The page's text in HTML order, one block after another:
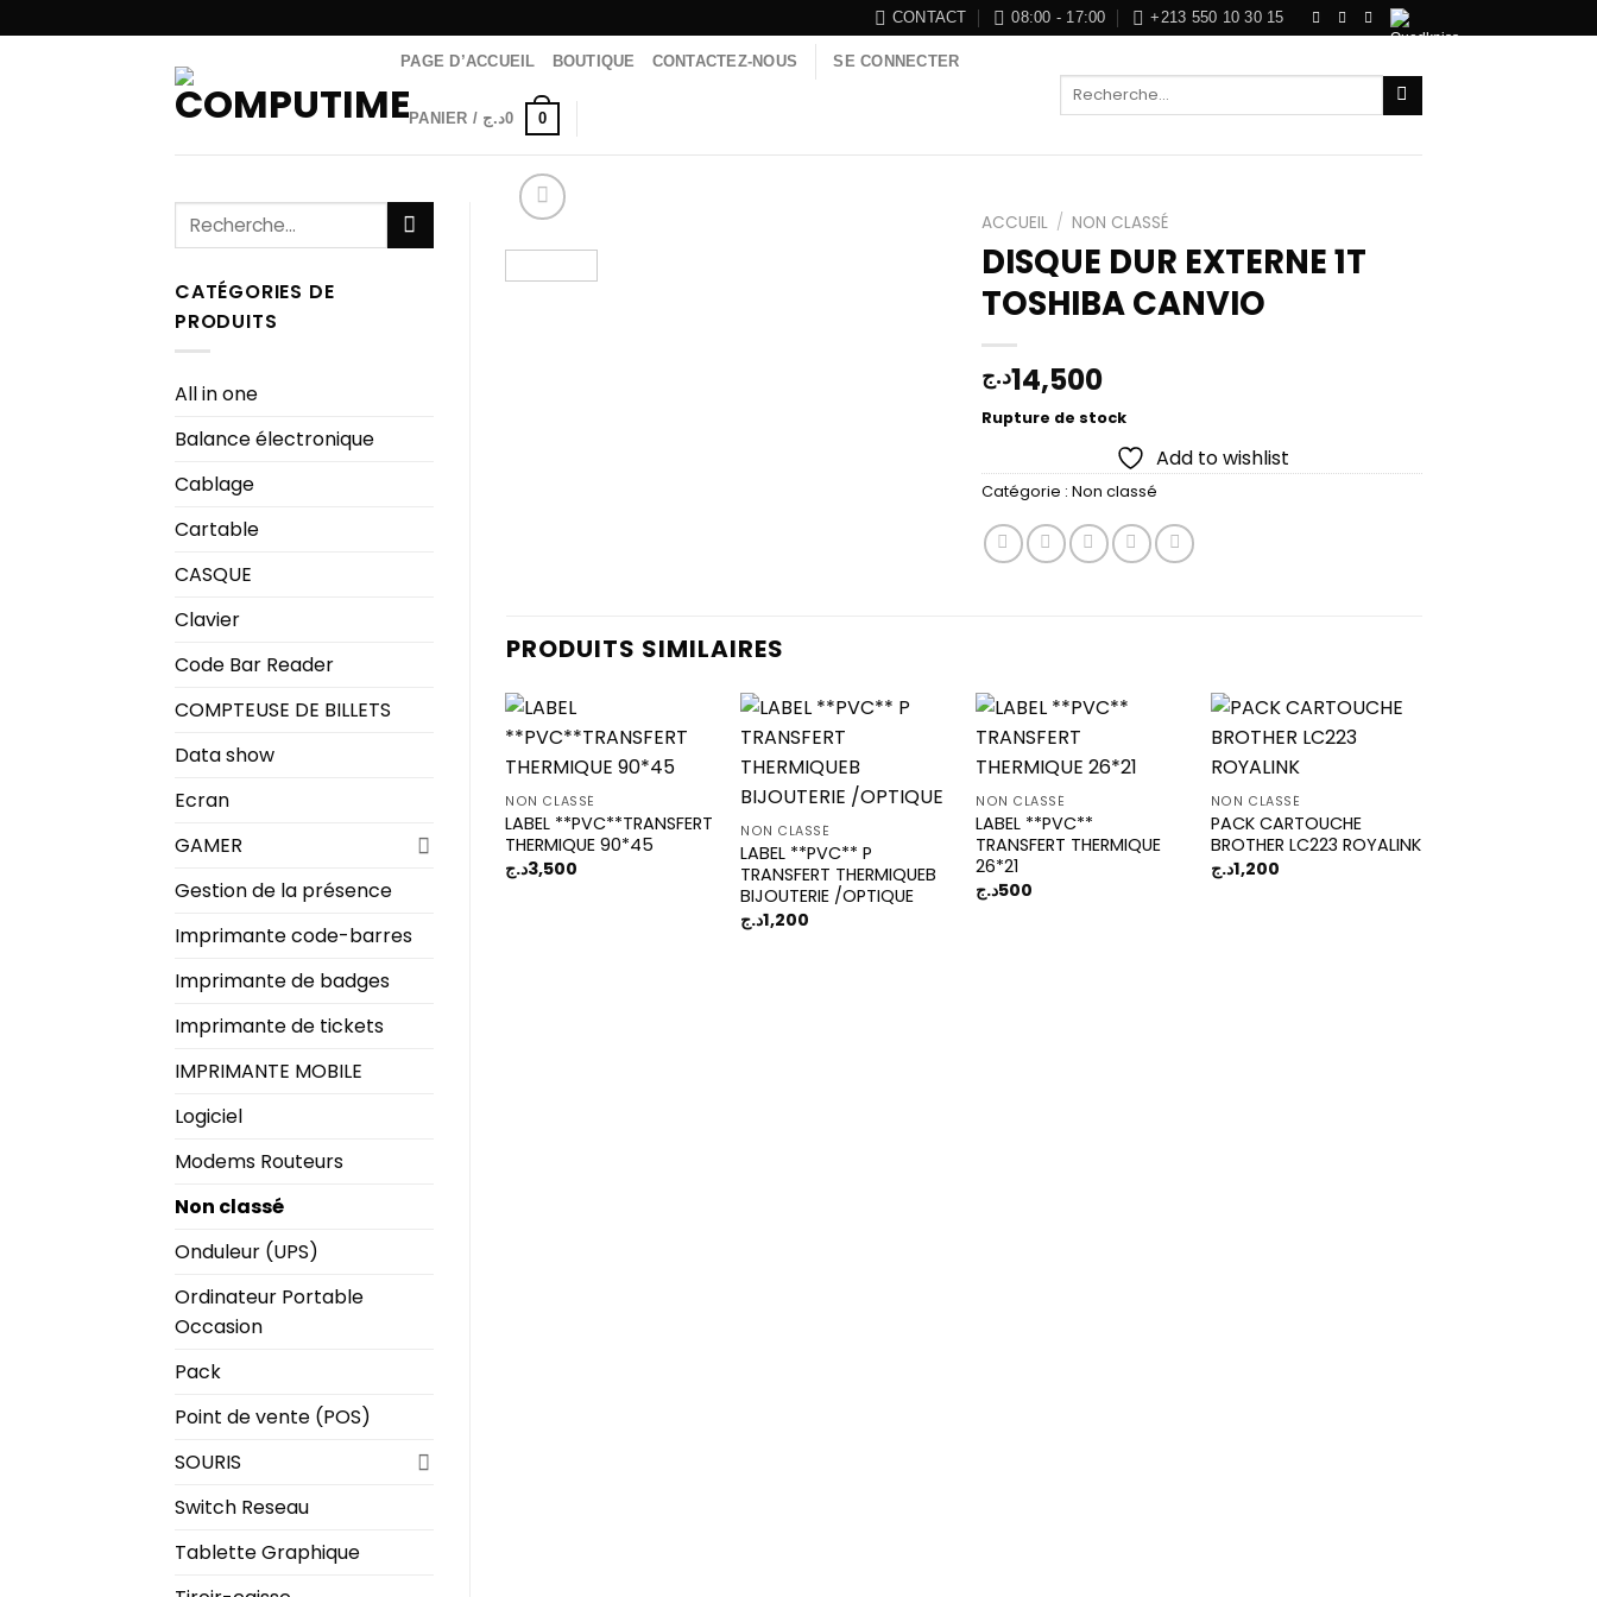
au
CONTACT 08:00 - 17:00 +213 550 10 30 15
PAGE D’ACCUEIL BOUTIQUE CONTACTEZ-NOUS SE CONNECTER
PANIER / 0د.ج 0
Recherche
Recherche
pour :
CATÉGORIES DE
PRODUITS
All in one
Balance électronique
Cablage
Cartable
CASQUE
Clavier
Code Bar Reader
COMPTEUSE DE BILLETS
Data show
Ecran
GAMER
Gestion de la présence
Imprimante code-barres
Imprimante de badges
Imprimante de tickets
IMPRIMANTE MOBILE
Logiciel
Modems Routeurs
Non classé
Onduleur (UPS)
Ordinateur Portable
Occasion
Pack
Point de vente (POS)
SOURIS
Switch Reseau
Tablette Graphique
ACCUEIL / NON CLASSÉ
DISQUE DUR EXTERNE 1T
TOSHIBA CANVIO
14,500د.ج
Rupture de stock
Add to wishlist
Catégorie :Non classé
PRODUITS SIMILAIRES
wishlist
NON CLASSÉ
LABEL **PVC**TRANSFERT
THERMIQUE 90*45
3,500د.ج
Add to
NON CLASSÉ
LABEL **PVC** P
TRANSFERT THERMIQUEB
BIJOUTERIE /OPTIQUE
1,200د.ج
NON CLASSÉ
LABEL **PVC**
TRANSFERT THERMIQUE
26*21
500د.ج
wishlist
NON CLASSÉ
PACK CARTOUCHE
BROTHER LC223 ROYALINK
1,200د.ج